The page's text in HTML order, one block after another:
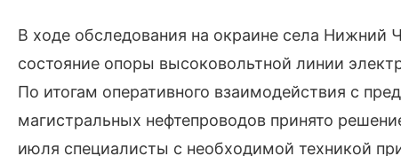
В ходе обследования на окраине села
состояние опоры высоковольтной линии
По итогам оперативного взаимодействия с
магистральных нефтепроводов принято
июля специалисты с необходимой техникой